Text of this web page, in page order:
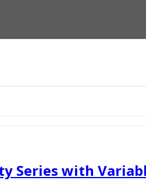
Series with